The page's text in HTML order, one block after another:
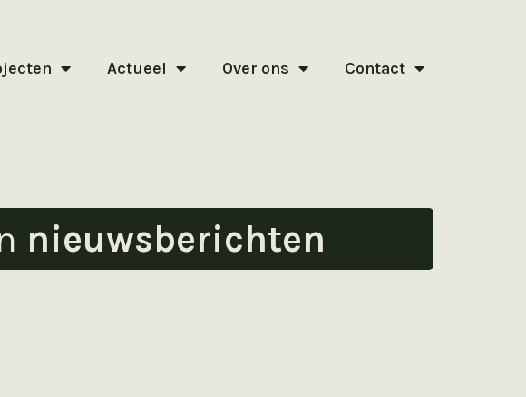
Actueel Over ons Contact
nieuwsberichten